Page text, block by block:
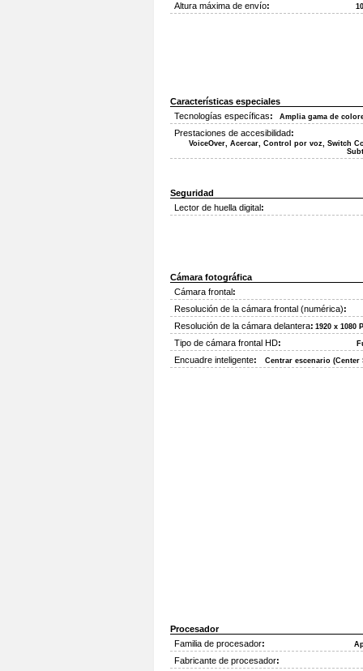
Altura máxima de envío:
Características especiales
Tecnologías específicas: Amplia gama de
Prestaciones de accesibilidad:
VoiceOver, Acercar, Control por voz, Switch
Seguridad
Lector de huella digital:
Cámara fotográfica
Cámara frontal:
Resolución de la cámara frontal (numérica):
Resolución de la cámara delantera: 1920 x 1080
Tipo de cámara frontal HD:
Encuadre inteligente: Centrar escenario (Center
Procesador
Familia de procesador:
Fabricante de procesador: